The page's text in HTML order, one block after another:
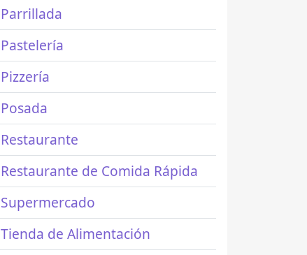
Parrillada
Pastelería
Pizzería
Posada
Restaurante
Restaurante de Comida Rápida
Supermercado
Tienda de Alimentación